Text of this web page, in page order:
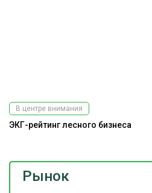
Рынок
В центре внимания
ЭКГ-рейтинг лесного бизнеса